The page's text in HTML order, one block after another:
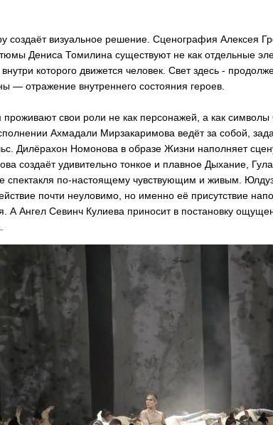
создаёт визуальное решение. Сценография Алексея
Дениса Томилина существуют не как отдельные
которого движется человек. Свет здесь -
— отражение внутреннего состояния героев.
свои роли не как персонажей, а как символы
Ахмадали Мирзакаримова ведёт за собой,
Дилёрахон Номонова в образе Жизни наполняет
создаёт удивительно тонкое и плавное Дыхание,
спектакля по-настоящему чувствующим и живым.
почти неуловимо, но именно её присутствие
А Ангел Севинч Кулиева приносит в постановку